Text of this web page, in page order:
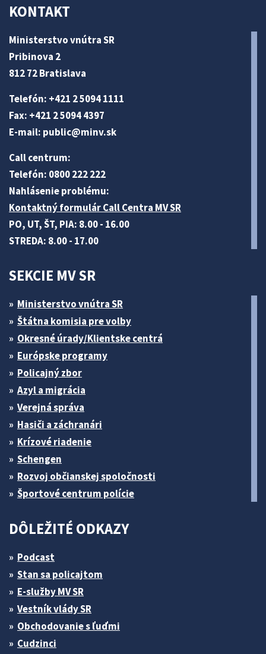
KONTAKT
Ministerstvo vnútra SR
Pribinova 2
812 72 Bratislava
Telefón: +421 2 5094 1111
Fax: +421 2 5094 4397
E-mail: public@minv.sk
Call centrum:
Telefón: 0800 222 222
Nahlásenie problému:
Kontaktný formulár Call Centra MV SR
PO, UT, ŠT, PIA: 8.00 - 16.00
STREDA: 8.00 - 17.00
SEKCIE MV SR
Ministerstvo vnútra SR
Štátna komisia pre volby
Okresné úrady/Klientske centrá
Európske programy
Policajný zbor
Azyl a migrácia
Verejná správa
Hasiči a záchranári
Krízové riadenie
Schengen
Rozvoj občianskej spoločnosti
Športové centrum polície
DÔLEŽITÉ ODKAZY
Podcast
Stan sa policajtom
E-služby MV SR
Vestník vlády SR
Obchodovanie s ľuďmi
Cudzinci